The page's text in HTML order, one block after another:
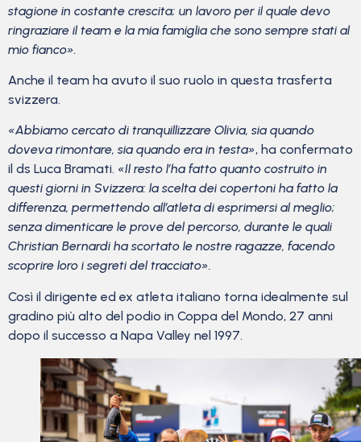
stagione in costante crescita; un lavoro per il quale devo
ringraziare il team e la mia famiglia che sono sempre stati al
mio fianco».
Anche il team ha avuto il suo ruolo in questa trasferta
svizzera.
«Abbiamo cercato di tranquillizzare Olivia, sia quando
doveva rimontare, sia quando era in testa», ha confermato
il ds Luca Bramati. «Il resto l’ha fatto quanto costruito in
questi giorni in Svizzera: la scelta dei copertoni ha fatto la
differenza, permettendo all’atleta di esprimersi al meglio;
senza dimenticare le prove del percorso, durante le quali
Christian Bernardi ha scortato le nostre ragazze, facendo
scoprire loro i segreti del tracciato».
Così il dirigente ed ex atleta italiano torna idealmente sul
gradino più alto del podio in Coppa del Mondo, 27 anni
dopo il successo a Napa Valley nel 1997.